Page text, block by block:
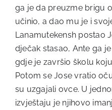
ga je da preuzme brigu
učinio, a dao mu je i
Lanamutekensh postao
dječak stasao, Ante ga
gdje je završio školu
Potom se Jose vratio
su uzgajali ovce. U
izvještaju je njihovo